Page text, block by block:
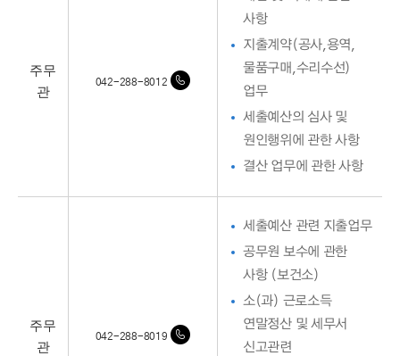
주무
관
042-288-8012
사항
지출계약(공사,용역,
물품구매,수리수선)
업무
세출예산의 심사 및
원인행위에 관한 사항
결산 업무에 관한 사항
주무
관
042-288-8019
세출예산 관련 지출업무
공무원 보수에 관한
사항 (보건소)
소(과) 근로소득
연말정산 및 세무서
신고관련